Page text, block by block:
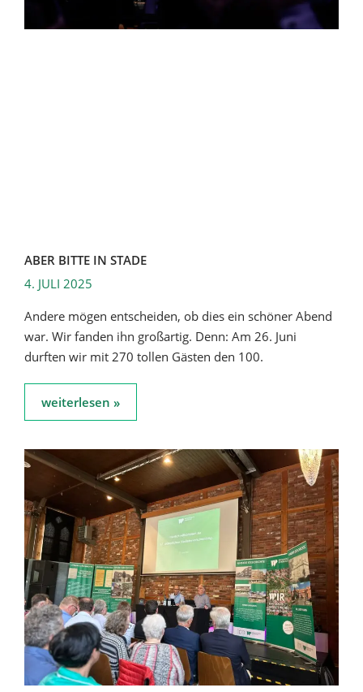
ABER BITTE IN STADE
4. JULI 2025
Andere mögen entscheiden, ob dies ein schöner Abend
war. Wir fanden ihn großartig. Denn: Am 26. Juni
durften wir mit 270 tollen Gästen den 100.
weiterlesen »